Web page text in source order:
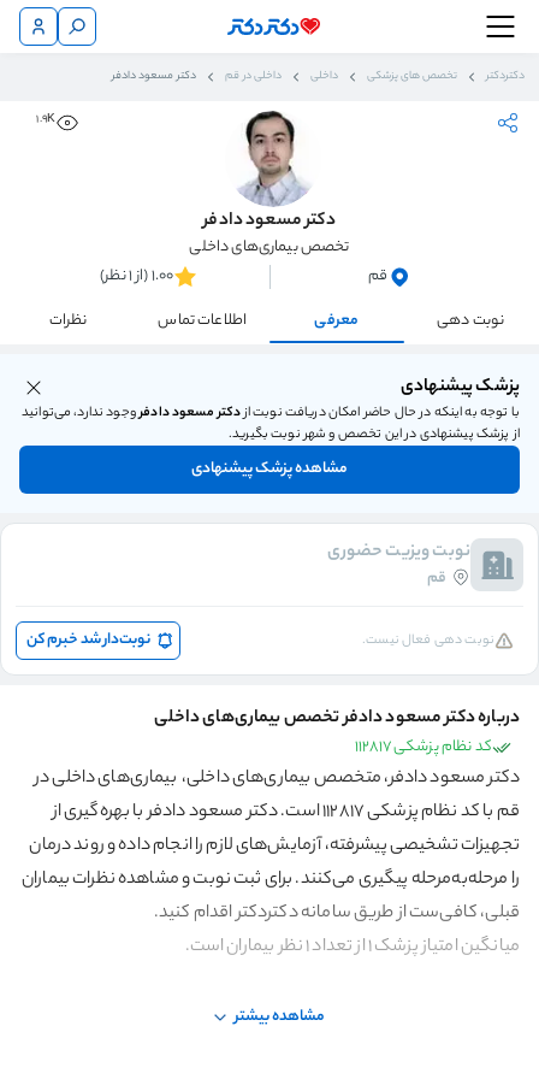
دکتردکتر تخصص های پزشکی داخلی داخلی در قم دکتر مسعود دادفر
1.9K
دکتر مسعود دادفر
تخصص بیماری‌های داخلی
قم
1.00 (از 1 نظر)
نوبت دهی
معرفی اطلاعات تماس نظرات
پزشک پیشنهادی
با توجه به اینکه در حال حاضر امکان دریافت نوبت ازدکتر مسعود دادفروجود ندارد، می‌توانید
از پزشک پیشنهادی در این تخصص و شهر نوبت بگیرید.
مشاهده پزشک پیشنهادی
نوبت ویزیت حضوری
قم
نوبت دهی فعال نیست. نوبت‌دار شد خبرم کن
درباره دکتر مسعود دادفر تخصص بیماری‌های داخلی
کد نظام پزشکی 112817
دکتر مسعود دادفر، متخصص بیماری‌های داخلی، بیماری‌های داخلی در
قم با کد نظام پزشکی 112817 است. دکتر مسعود دادفر با بهره‌گیری از
تجهیزات تشخیصی پیشرفته، آزمایش‌های لازم را انجام داده و روند درمان
را مرحله‌به‌مرحله پیگیری می‌کنند. برای ثبت نوبت و مشاهده نظرات بیماران
قبلی، کافی‌ست از طریق سامانه دکتردکتر اقدام کنید.
میانگین امتیاز پزشک 1 از تعداد 1 نظر بیماران است.
مشاهده بیشتر